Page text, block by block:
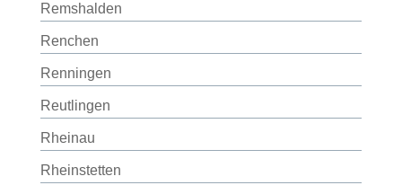
Remshalden
Renchen
Renningen
Reutlingen
Rheinau
Rheinstetten